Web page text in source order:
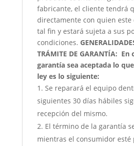
fabricante, el cliente tendrá
directamente con quien este
tal fin y estará sujeta a sus
condiciones.
TRÁMITE DE GARANTÍA: En
garantía sea aceptada lo
ley es lo siguiente:
Se reparará el equipo
siguientes 30 días hábiles
recepción del mismo.
El término de la garantía
mientras el consumidor esté